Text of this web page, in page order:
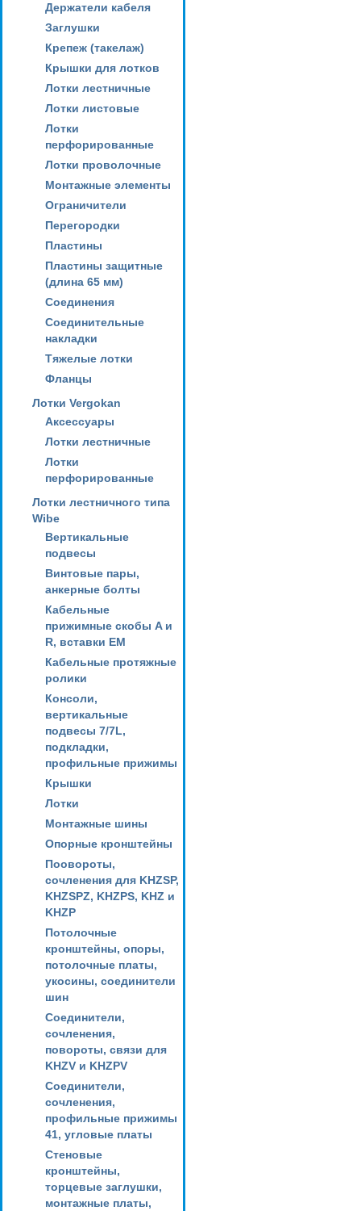
Держатели кабеля
Заглушки
Крепеж (такелаж)
Крышки для лотков
Лотки лестничные
Лотки листовые
Лотки
перфорированные
Лотки проволочные
Монтажные элементы
Ограничители
Перегородки
Пластины
Пластины защитные
(длина 65 мм)
Соединения
Соединительные
накладки
Тяжелые лотки
Фланцы
Лотки Vergokan
Аксессуары
Лотки лестничные
Лотки
перфорированные
Лотки лестничного типа
Wibe
Вертикальные
подвесы
Винтовые пары,
анкерные болты
Кабельные
прижимные скобы A и
R, вставки EM
Кабельные протяжные
ролики
Консоли,
вертикальные
подвесы 7/7L,
подкладки,
профильные прижимы
Крышки
Лотки
Монтажные шины
Опорные кронштейны
Поовороты,
сочленения для KHZSP,
KHZSPZ, KHZPS, KHZ и
KHZP
Потолочные
кронштейны, опоры,
потолочные платы,
укосины, соединители
шин
Соединители,
сочленения,
повороты, связи для
KHZV и KHZPV
Соединители,
сочленения,
профильные прижимы
41, угловые платы
Стеновые
кронштейны,
торцевые заглушки,
монтажные платы,